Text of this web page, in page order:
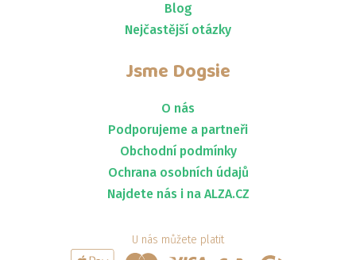
Blog
Nejčastější otázky
Jsme Dogsie
O nás
Podporujeme a partneři
Obchodní podmínky
Ochrana osobních údajů
Najdete nás i na ALZA.CZ
U nás můžete platit